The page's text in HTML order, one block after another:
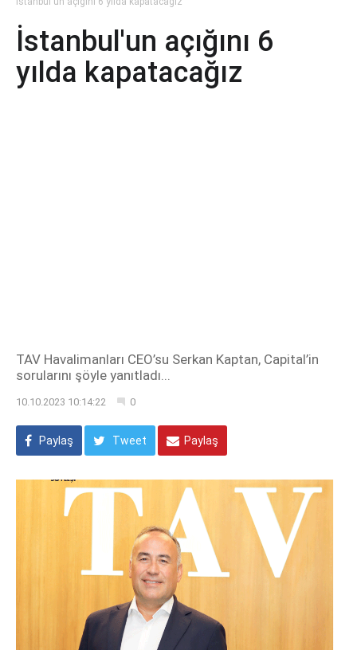
İstanbul'un açığını 6
yılda kapatacağız
TAV Havalimanları CEO’su Serkan Kaptan, Capital’in
sorularını şöyle yanıtladı...
10.10.2023 10:14:22 0
Paylaş Tweet Paylaş